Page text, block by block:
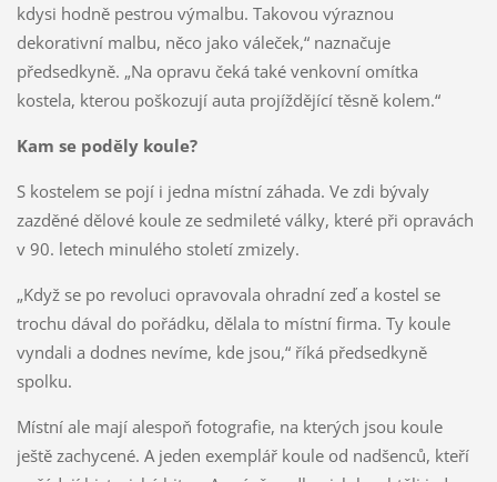
kdysi hodně pestrou výmalbu. Takovou výraznou
dekorativní malbu, něco jako váleček,“ naznačuje
předsedkyně. „Na opravu čeká také venkovní omítka
kostela, kterou poškozují auta projíždějící těsně kolem.“
Kam se poděly koule?
S kostelem se pojí i jedna místní záhada. Ve zdi bývaly
zazděné dělové koule ze sedmileté války, které při opravách
v 90. letech minulého století zmizely.
„Když se po revoluci opravovala ohradní zeď a kostel se
trochu dával do pořádku, dělala to místní firma. Ty koule
vyndali a dodnes nevíme, kde jsou,“ říká předsedkyně
spolku.
Místní ale mají alespoň fotografie, na kterých jsou koule
ještě zachycené. A jeden exemplář koule od nadšenců, kteří